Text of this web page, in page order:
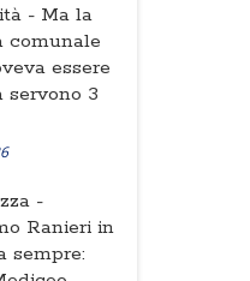
- Ma la
comunale
essere
servono 3
-
Ranieri in
sempre: